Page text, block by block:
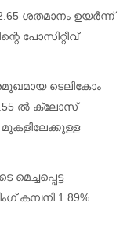
ശതമാനം ഉയർന്ന്
പോസിറ്റീവ്
ടെലികോം
ൽ ക്ലോസ്
മെച്ചപ്പെട്ട
കമ്പനി 1.89%